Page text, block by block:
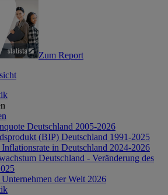
Zum Report
Deutschland 2005-2026
(BIP) Deutschland 1991-2025
in Deutschland 2024-2026
Deutschland - Veränderung des
der Welt 2026